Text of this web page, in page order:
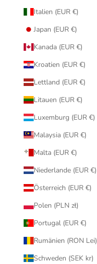
Italien (EUR €)
Japan (EUR €)
Kanada (EUR €)
Kroatien (EUR €)
Lettland (EUR €)
Litauen (EUR €)
Luxemburg (EUR €)
Malaysia (EUR €)
Malta (EUR €)
Niederlande (EUR €)
Österreich (EUR €)
Polen (PLN zł)
Portugal (EUR €)
Rumänien (RON Lei)
Schweden (SEK kr)